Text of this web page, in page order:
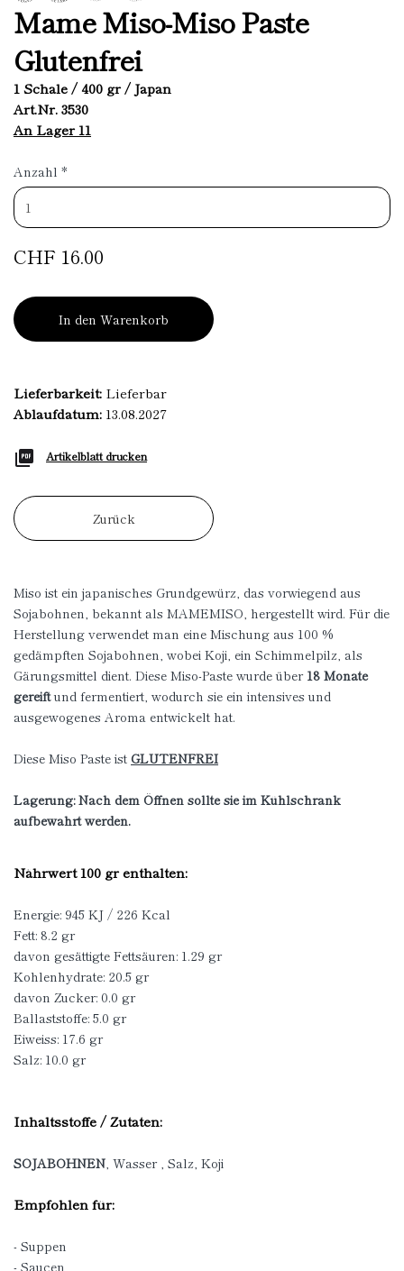
Mame Miso-Miso Paste
Glutenfrei
1 Schale / 400 gr / Japan
Art.Nr. 3530
An Lager 11
Anzahl *
CHF 16.00
In den Warenkorb
Lieferbarkeit: Lieferbar
Ablaufdatum: 13.08.2027
Artikelblatt drucken
Zurück
Miso ist ein japanisches Grundgewürz, das vorwiegend aus
Sojabohnen, bekannt als MAMEMISO, hergestellt wird. Für die
Herstellung verwendet man eine Mischung aus 100 %
gedämpften Sojabohnen, wobei Koji, ein Schimmelpilz, als
Gärungsmittel dient. Diese Miso-Paste wurde über 18 Monate
gereiftund fermentiert, wodurch sie ein intensives und
ausgewogenes Aroma entwickelt hat.
Diese Miso Paste ist GLUTENFREI
Lagerung: Nach dem Öffnen sollte sie im Kühlschrank
aufbewahrt werden.
Nährwert 100 gr enthalten:
Energie: 945 KJ / 226 Kcal
Fett: 8.2 gr
davon gesättigte Fettsäuren: 1.29 gr
Kohlenhydrate: 20.5 gr
davon Zucker: 0.0 gr
Ballaststoffe: 5.0 gr
Eiweiss: 17.6 gr
Salz: 10.0 gr
Inhaltsstoffe / Zutaten:
SOJABOHNEN, Wasser , Salz, Koji
Empfohlen für:
- Suppen
- Saucen